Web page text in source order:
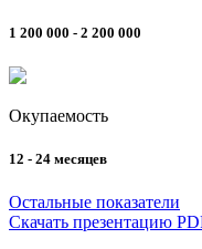
1 200 000 - 2 200 000
Окупаемость
12 - 24 месяцев
Остальные показатели
Скачать презентацию